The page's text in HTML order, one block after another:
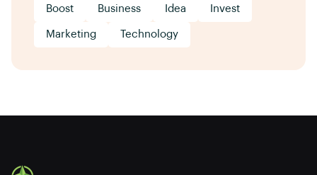
Boost Business Idea Invest
Marketing Technology